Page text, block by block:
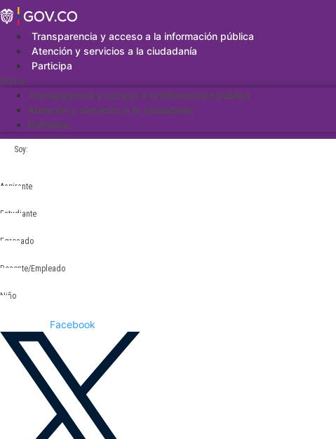
Saltar
al
contenidoTransparencia y acceso a la información pública
Atención y servicios a la ciudadanía
Participa
Menu
Transparencia y acceso a la información pública
Atención y servicios a la ciudadanía
Participa
Soy:
Aspirante
Estudiante
Egresado
Docente/Empleado
Niño
Facebook